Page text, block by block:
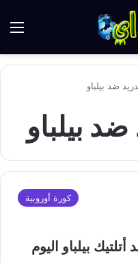
ضد بيلباو
ضد بيلباو
كورة أوروبية
بيلباو اليوم